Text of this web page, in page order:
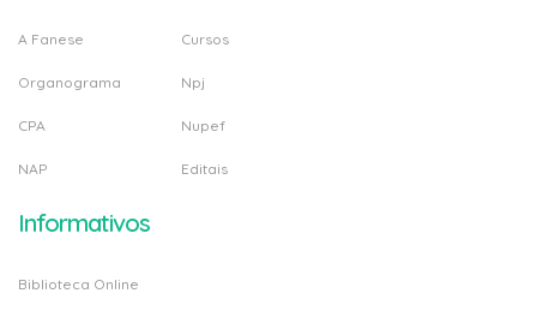
A Fanese
Organograma
CPA
NAP
Cursos
Npj
Nupef
Editais
Informativos
Biblioteca Online